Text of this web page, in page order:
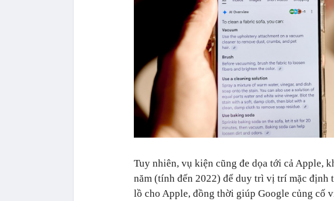
Tuy nhiên, vụ kiện cũng đe dọa tới cả Apple,
năm (tính đến 2022) để duy trì vị trí mặc định
lồ cho Apple, đồng thời giúp Google củng cố